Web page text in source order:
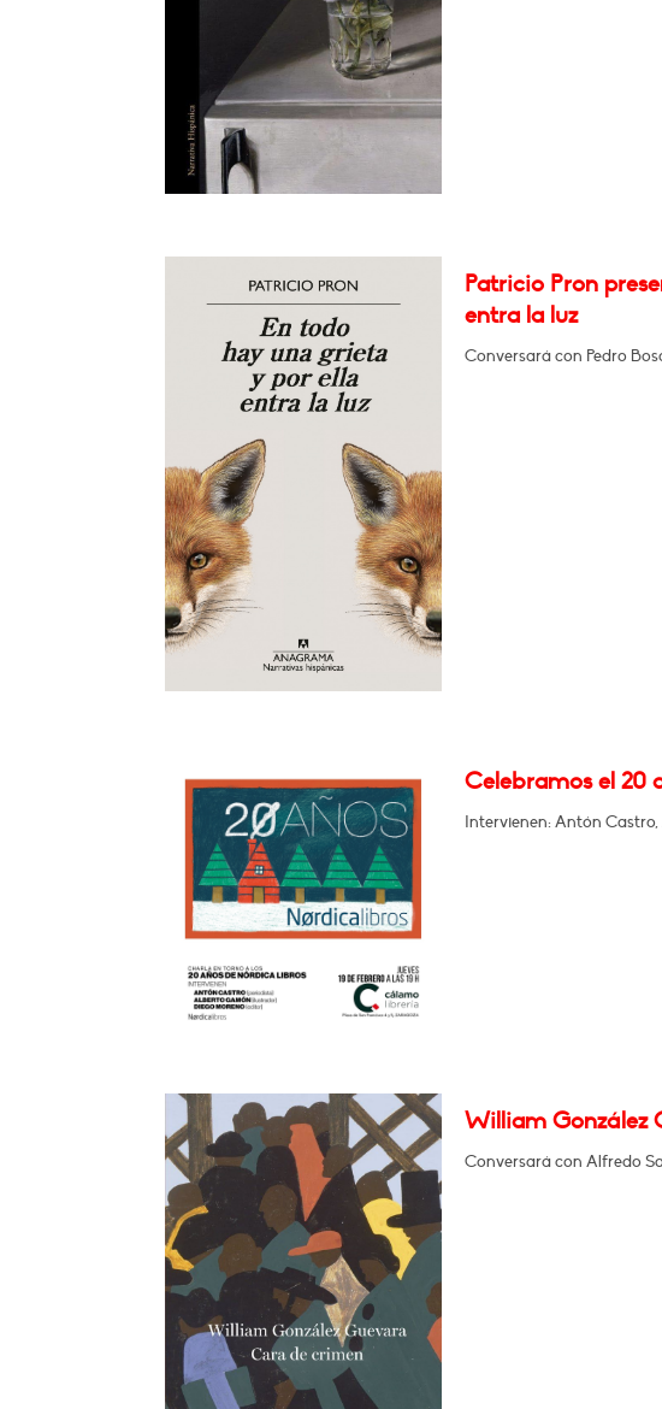
Patricio Pron
entra la luz
Conversará con Pedro
Celebramos el 20
Intervienen: Antón
William González
Conversará con Alfredo